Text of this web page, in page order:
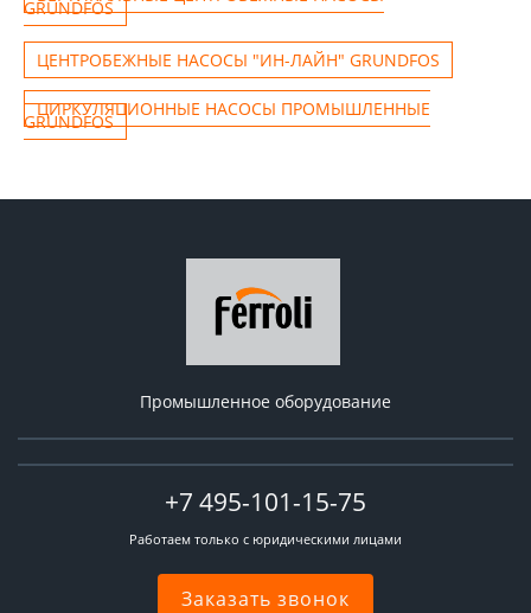
GRUNDFOS
ЦЕНТРОБЕЖНЫЕ НАСОСЫ "ИН-ЛАЙН" GRUNDFOS
ЦИРКУЛЯЦИОННЫЕ НАСОСЫ ПРОМЫШЛЕННЫЕ
GRUNDFOS
Промышленное оборудование
+7 495-101-15-75
Работаем только с юридическими лицами
Заказать звонок